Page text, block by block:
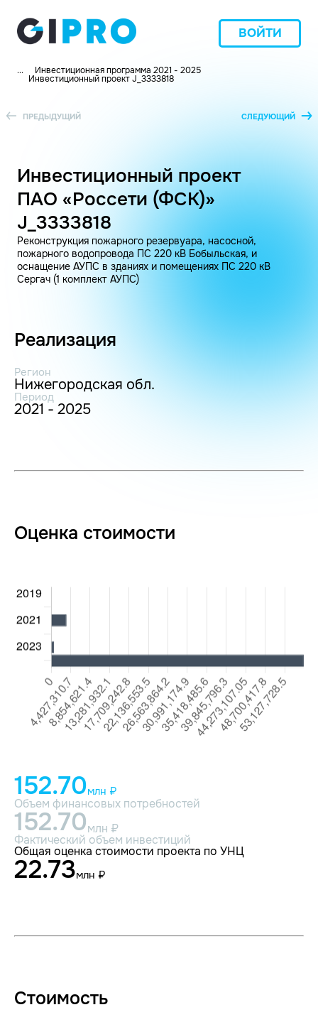
ВОЙТИ
... Инвестиционная программа 2021 - 2025
Инвестиционный проект J_3333818
ПРЕДЫДУЩИЙ СЛЕДУЮЩИЙ
Инвестиционный проект
ПАО «Россети (ФСК)»
J_3333818
Реконструкция пожарного резервуара, насосной,
пожарного водопровода ПС 220 кВ Бобыльская, и
оснащение АУПС в зданиях и помещениях ПС 220 кВ
Сергач (1 комплект АУПС)
Реализация
Регион
Нижегородская обл.
Период
2021 - 2025
Оценка стоимости
152.70млн ₽
Объем финансовых потребностей
152.70млн ₽
Фактический объем инвестиций
Общая оценка стоимости проекта по УНЦ
22.73млн ₽
Стоимость